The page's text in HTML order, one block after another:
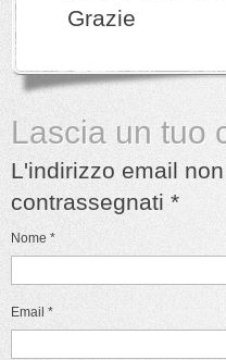
Grazie
Lascia un tuo
L'indirizzo email
contrassegnati *
Nome *
Email *